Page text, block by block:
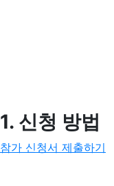
1. 신청 방법
참가 신청서 제출하기